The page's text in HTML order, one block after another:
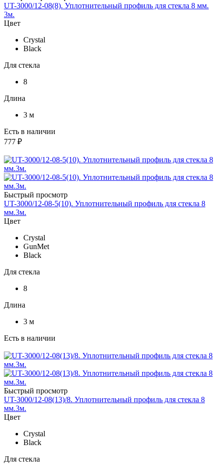
UT-3000/12-08(8). Уплотнительный профиль для стекла 8 мм.
3м.
Цвет
Crystal
Black
Для стекла
8
Длина
3 м
Есть в наличии
777 ₽
Быстрый просмотр
UT-3000/12-08-5(10). Уплотнительный профиль для стекла 8
мм.3м.
Цвет
Crystal
GunMet
Black
Для стекла
8
Длина
3 м
Есть в наличии
Быстрый просмотр
UT-3000/12-08(13)/8. Уплотнительный профиль для стекла 8
мм.3м.
Цвет
Crystal
Black
Для стекла